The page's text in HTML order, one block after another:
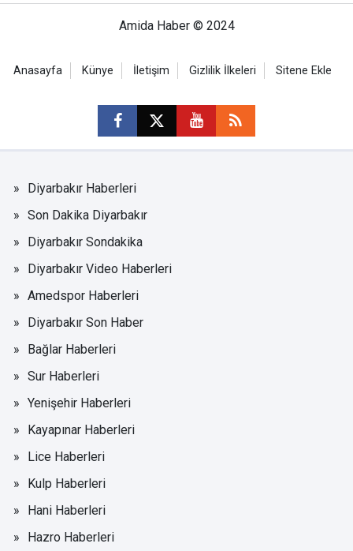
Amida Haber © 2024
Anasayfa Künye İletişim Gizlilik İlkeleri Sitene Ekle
Diyarbakır Haberleri
Son Dakika Diyarbakır
Diyarbakır Sondakika
Diyarbakır Video Haberleri
Amedspor Haberleri
Diyarbakır Son Haber
Bağlar Haberleri
Sur Haberleri
Yenişehir Haberleri
Kayapınar Haberleri
Lice Haberleri
Kulp Haberleri
Hani Haberleri
Hazro Haberleri